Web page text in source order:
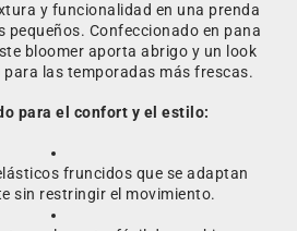
y funcionalidad en una prenda
pequeños. Confeccionado en pana
bloomer aporta abrigo y un look
las temporadas más frescas.
para el confort y el estilo:
fruncidos que se adaptan
sin restringir el movimiento.